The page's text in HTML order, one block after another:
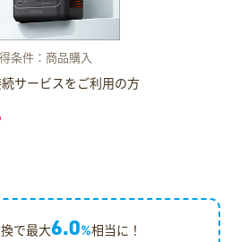
条件：商品購入
サービスをご利用の方
で最大6.0%相当に！